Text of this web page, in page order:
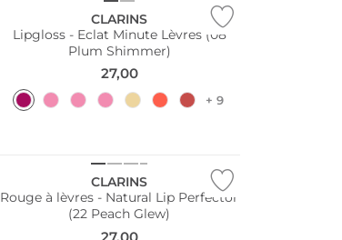
CLARINS
Lipgloss - Eclat Minute Lèvres (08
Plum Shimmer)
27,00
+ 9
CLARINS
Rouge à lèvres - Natural Lip Perfector
(22 Peach Glew)
27,00